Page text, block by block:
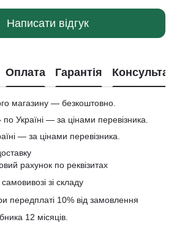
Написати відгук
Оплата Гарантія Консультація
магазину — безкоштовно.
Україні — за цінами перевізника.
— за цінами перевізника.
рахунок по реквізитах
зі складу
передплаті 10% від замовлення
12 місяців.